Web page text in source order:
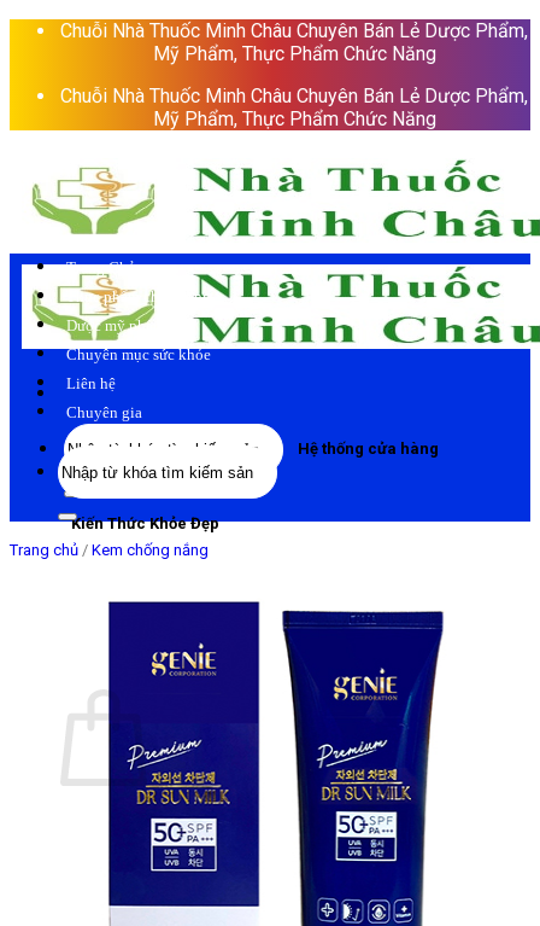
Skip
Chuỗi Nhà Thuốc Minh Châu Chuyên Bán Lẻ Dược Phẩm,
Mỹ Phẩm, Thực Phẩm Chức Năng
Chuỗi Nhà Thuốc Minh Châu Chuyên Bán Lẻ Dược Phẩm,
Mỹ Phẩm, Thực Phẩm Chức Năng
Tìm
kiếm:
Hệ thống cửa hàng
Kiến Thức Khỏe Đẹp
Chưa có sản phẩm trong giỏ hàng.
Quay trở lại cửa hàng
Trang Chủ
Thực phẩm chức năng
Dược mỹ phẩm
Chuyên mục sức khỏe
Liên hệ
Chuyên gia
Tìm
kiếm:
Trang chủ / Kem chống nắng